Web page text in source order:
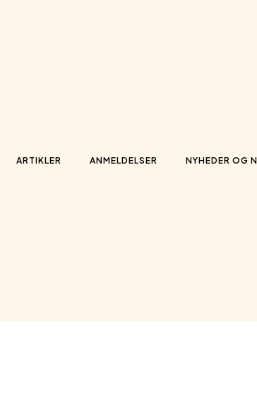
ARTIKLER ANMELDELSER NYHEDER OG